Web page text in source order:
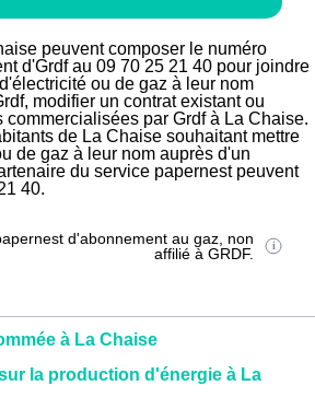
peuvent composer le numéro
d'Grdf au 09 70 25 21 40 pour joindre
ou de gaz à leur nom
modifier un contrat existant ou
commercialisées par Grdf à La Chaise.
de La Chaise souhaitant mettre
de gaz à leur nom auprès d'un
du service papernest peuvent
40.
d'abonnement au gaz, non
affilié à GRDF.
à La Chaise
la production d'énergie à La